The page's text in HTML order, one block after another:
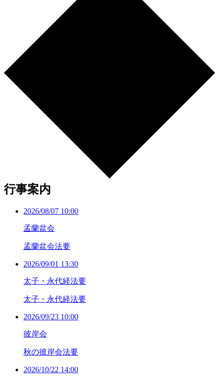
行事案内
2026/08/07 10:00
孟蘭盆会
孟蘭盆会法要
2026/09/01 13:30
太子・永代経法要
太子・永代経法要
2026/09/23 10:00
彼岸会
秋の彼岸会法要
2026/10/22 14:00